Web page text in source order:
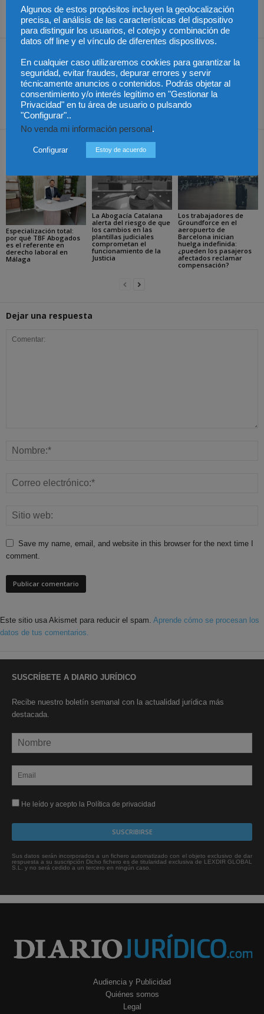
Share
México – Julieta Vences
afirma que la reforma al PJ
es un mandato del pueblo
El euríbor sufre su mayor
caída en 15 años hasta el
3,17%: ¿acabará el año por
debajo del 3%?
Artículos relacionados
Especialización total:
por qué TBF Abogados
es el referente en
derecho laboral en
Málaga
La Abogacía Catalana
alerta del riesgo de que
los cambios en las
plantillas judiciales
comprometan el
funcionamiento de la
Justicia
Los trabajadores de
Groundforce en el
aeropuerto de
Barcelona inician
huelga indefinida:
¿pueden los pasajeros
afectados reclamar
compensación?
Dejar una respuesta
Save my name, email, and website in this browser for the next time I
comment.
Este sitio usa Akismet para reducir el spam. Aprende cómo se procesan los
datos de tus comentarios.
SUSCRÍBETE A DIARIO JURÍDICO
Recibe nuestro boletín semanal con la actualidad jurídica más
destacada.
He leído y acepto la Política de privacidad
Sus datos serán incorporados a un fichero automatizado con el objeto exclusivo de dar
respuesta a su suscripción Dicho fichero es de titularidad exclusiva de LEXDIR GLOBAL
S.L. y no será cedido a un tercero en ningún caso.
Audiencia y Publicidad
Quiénes somos
Legal
Algunos de estos propósitos incluyen la geolocalización
precisa, el análisis de las características del dispositivo
para distinguir los usuarios, el cotejo y combinación de
datos off line y el vínculo de diferentes dispositivos.
En cualquier caso utilizaremos cookies para garantizar la
seguridad, evitar fraudes, depurar errores y servir
técnicamente anuncios o contenidos. Podrás objetar al
consentimiento y/o interés legítimo en "Gestionar la
Privacidad" en tu área de usuario o pulsando
"Configurar"..
No venda mi información personal .
Configurar Estoy de acuerdo